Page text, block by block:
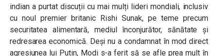
indian a purtat discuții cu mai mulți lideri mondiali, inclusiv
cu noul premier britanic Rishi Sunak, pe teme precum
securitatea alimentară, mediul înconjurător, sănătate și
redresarea economică. Deși nu a condamnat în mod direct
agresiunea lui Putin, Modi s-a ferit să se afle prea mult în